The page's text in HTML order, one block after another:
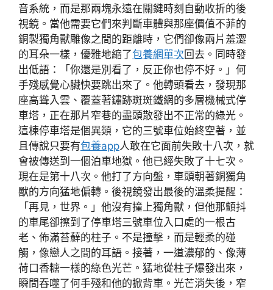
音系統，而是那兩塊永遠在關鍵時刻自動收折的後
視鏡。當他需要它們來判斷車體與那座價值不菲的
銅製獨角獸雕像之間的距離時，它們卻像兩片羞澀
的耳朵一樣，優雅地縮了包養網單次回去。同時發
出低語：「你還是別看了，反正你也停不好。」何
手殘感覺心臟快要跳出來了。他轉頭看去，發現那
座高聳入雲、覆蓋著鏽跡斑斑鐵網的多層機械式停
車塔，正在那片窄巷的盡頭散發出不正常的綠光。
這棟停車塔是個異類，它的三號車位始終空著，並
且傳說只要有包養app人敢在它面前失敗十八次，就
會被傳送到一個泊車地獄。他已經失敗了十七次。
現在是第十八次。他打了方向盤，車頭朝著銅獨角
獸的方向猛地偏轉。後視鏡發出最後的溫柔提醒：
「再見，世界。」他沒有撞上獨角獸，但他那顫抖
的車尾卻擦到了停車塔三號車位入口處的一根古
老、佈滿苔蘚的柱子。不是撞擊，而是輕柔的碰
觸，像戀人之間的耳語。接著，一道濃郁的、像薄
荷口香糖一樣的綠色光芒。猛地從柱子爆發出來，
瞬間吞噬了何手殘和他的掀背車。光芒消失後，窄